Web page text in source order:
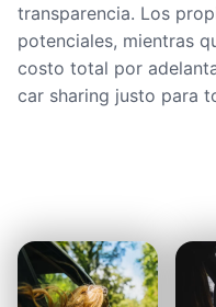
transparencia. Los
potenciales, mientras
costo total por
car sharing justo para